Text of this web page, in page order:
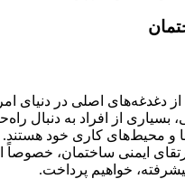
از دغدغه‌های اصلی در دنیای
بسیاری از افراد به دنبال
و محیط‌های کاری خود هستند.
ایمنی ساختمان، خصوصاً
خواهیم پرداخت.